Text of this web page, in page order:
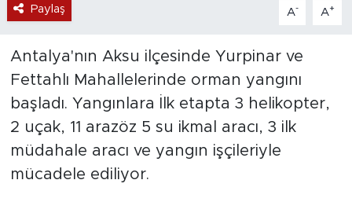
Paylaş A- A+
Antalya'nın Aksu ilçesinde Yurpinar ve
Fettahlı Mahallelerinde orman yangını
başladı. Yangınlara İlk etapta 3 helikopter,
2 uçak, 11 arazöz 5 su ikmal aracı, 3 ilk
müdahale aracı ve yangın işçileriyle
mücadele ediliyor.